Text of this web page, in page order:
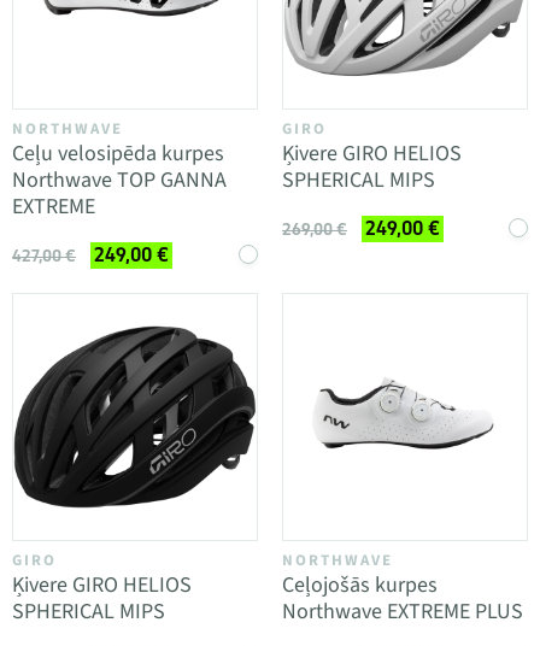
NORTHWAVE
Ceļu velosipēda kurpes
Northwave TOP GANNA
EXTREME
427,00 € 249,00 €
GIRO
Ķivere GIRO HELIOS
SPHERICAL MIPS
269,00 € 249,00 €
GIRO
Ķivere GIRO HELIOS
SPHERICAL MIPS
NORTHWAVE
Ceļojošās kurpes
Northwave EXTREME PLUS